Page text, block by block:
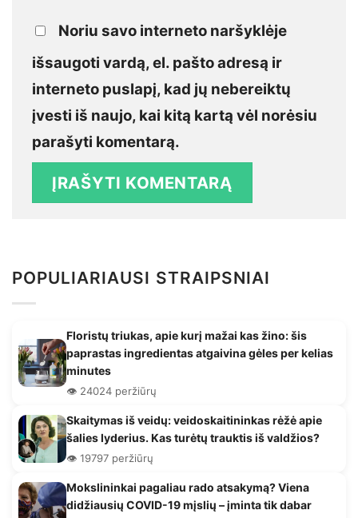
Noriu savo interneto naršyklėje
išsaugoti vardą, el. pašto adresą ir
interneto puslapį, kad jų nebereiktų
įvesti iš naujo, kai kitą kartą vėl norėsiu
parašyti komentarą.
POPULIARIAUSI STRAIPSNIAI
Floristų triukas, apie kurį mažai kas žino: šis
paprastas ingredientas atgaivina gėles per kelias
minutes
👁️ 24024 peržiūrų
Skaitymas iš veidų: veidoskaitininkas rėžė apie
šalies lyderius. Kas turėtų trauktis iš valdžios?
👁️ 19797 peržiūrų
Mokslininkai pagaliau rado atsakymą? Viena
didžiausių COVID-19 mįslių – įminta tik dabar